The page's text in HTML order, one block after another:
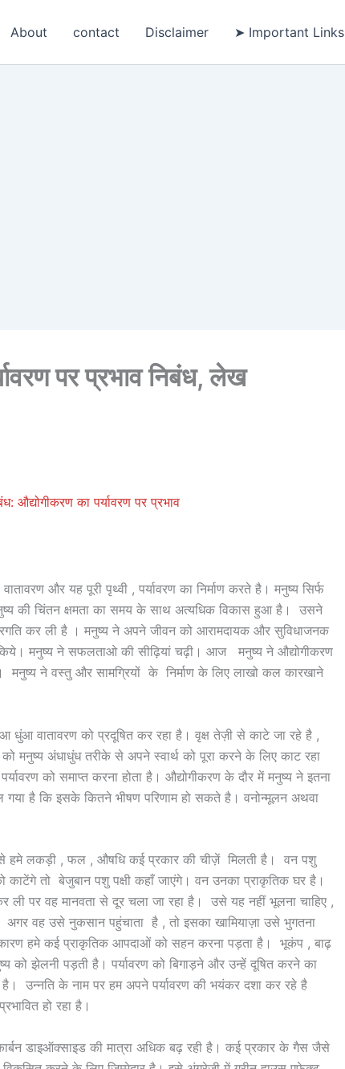
About contact Disclaimer ➤ Important Links
पर प्रभाव निबंध, लेख
औद्योगीकरण का पर्यावरण पर प्रभाव
और यह पूरी पृथ्वी , पर्यावरण का निर्माण करते है। मनुष्य सिर्फ
की चिंतन क्षमता का समय के साथ अत्यधिक विकास हुआ है। उसने
कर ली है । मनुष्य ने अपने जीवन को आरामदायक और सुविधाजनक
मनुष्य ने सफलताओ की सीढ़ियां चढ़ी। आज मनुष्य ने औद्योगीकरण
मनुष्य ने वस्तु और सामग्रियों के निर्माण के लिए लाखो कल कारखाने
धुंआ वातावरण को प्रदूषित कर रहा है। वृक्ष तेज़ी से काटे जा रहे है ,
मनुष्य अंधाधुंध तरीके से अपने स्वार्थ को पूरा करने के लिए काट रहा
को समाप्त करना होता है। औद्योगीकरण के दौर में मनुष्य ने इतना
है कि इसके कितने भीषण परिणाम हो सकते है। वनोन्मूलन अथवा
से हमे लकड़ी , फल , औषधि कई प्रकार की चीज़ें मिलती है। वन पशु
काटेंगे तो बेजुबान पशु पक्षी कहाँ जाएंगे। वन उनका प्राकृतिक घर है।
ली पर वह मानवता से दूर चला जा रहा है। उसे यह नहीं भूलना चाहिए ,
वह उसे नुकसान पहुंचाता है , तो इसका खामियाज़ा उसे भुगतना
हमे कई प्राकृतिक आपदाओं को सहन करना पड़ता है। भूकंप , बाढ़
को झेलनी पड़ती है। पर्यावरण को बिगाड़ने और उन्हें दूषित करने का
है। उन्नति के नाम पर हम अपने पर्यावरण की भयंकर दशा कर रहे है
हो रहा है।
डाइऑक्साइड की मात्रा अधिक बढ़ रही है। कई प्रकार के गैस जैसे